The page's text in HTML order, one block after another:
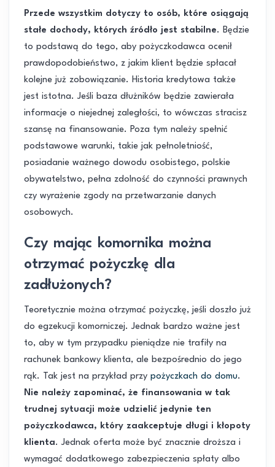
Przede wszystkim dotyczy to osób, które osiągają
stałe dochody, których źródło jest stabilne. Będzie
to podstawą do tego, aby pożyczkodawca ocenił
prawdopodobieństwo, z jakim klient będzie spłacał
kolejne już zobowiązanie. Historia kredytowa także
jest istotna. Jeśli baza dłużników będzie zawierała
informacje o niejednej zaległości, to wówczas stracisz
szansę na finansowanie. Poza tym należy spełnić
podstawowe warunki, takie jak pełnoletniość,
posiadanie ważnego dowodu osobistego, polskie
obywatelstwo, pełna zdolność do czynności prawnych
czy wyrażenie zgody na przetwarzanie danych
osobowych.
Czy mając komornika można
otrzymać pożyczkę dla
zadłużonych?
Teoretycznie można otrzymać pożyczkę, jeśli doszło już
do egzekucji komorniczej. Jednak bardzo ważne jest
to, aby w tym przypadku pieniądze nie trafiły na
rachunek bankowy klienta, ale bezpośrednio do jego
rąk. Tak jest na przykład przy pożyczkach do domu.
Nie należy zapominać, że finansowania w tak
trudnej sytuacji może udzielić jedynie ten
pożyczkodawca, który zaakceptuje długi i kłopoty
klienta. Jednak oferta może być znacznie droższa i
wymagać dodatkowego zabezpieczenia spłaty albo